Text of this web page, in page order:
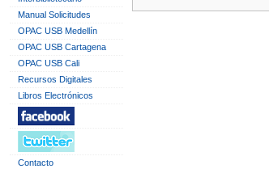
Manual Solicitudes
OPAC USB Medellín
OPAC USB Cartagena
OPAC USB Cali
Recursos Digitales
Libros Electrónicos
Contacto